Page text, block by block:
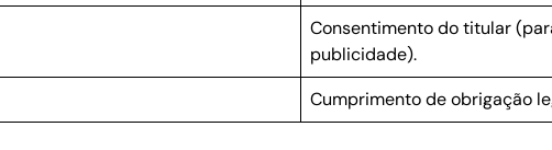
Consentimento do titular
publicidade).
Cumprimento de obrigação